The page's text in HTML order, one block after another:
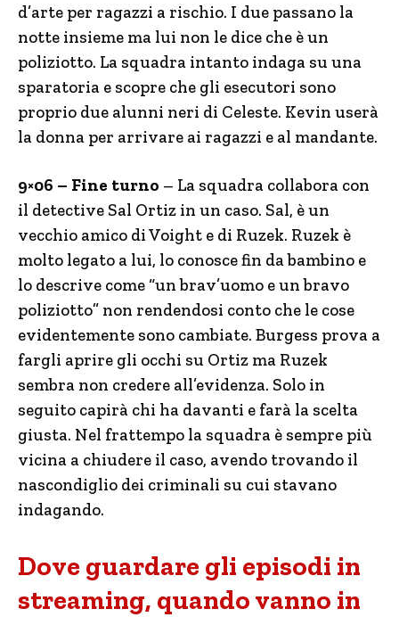
d’arte per ragazzi a rischio. I due passano la
notte insieme ma lui non le dice che è un
poliziotto. La squadra intanto indaga su una
sparatoria e scopre che gli esecutori sono
proprio due alunni neri di Celeste. Kevin userà
la donna per arrivare ai ragazzi e al mandante.
9×06 – Fine turno – La squadra collabora con
il detective Sal Ortiz in un caso. Sal, è un
vecchio amico di Voight e di Ruzek. Ruzek è
molto legato a lui, lo conosce fin da bambino e
lo descrive come “un brav’uomo e un bravo
poliziotto” non rendendosi conto che le cose
evidentemente sono cambiate. Burgess prova a
fargli aprire gli occhi su Ortiz ma Ruzek
sembra non credere all’evidenza. Solo in
seguito capirà chi ha davanti e farà la scelta
giusta. Nel frattempo la squadra è sempre più
vicina a chiudere il caso, avendo trovando il
nascondiglio dei criminali su cui stavano
indagando.
Dove guardare gli episodi in
streaming, quando vanno in